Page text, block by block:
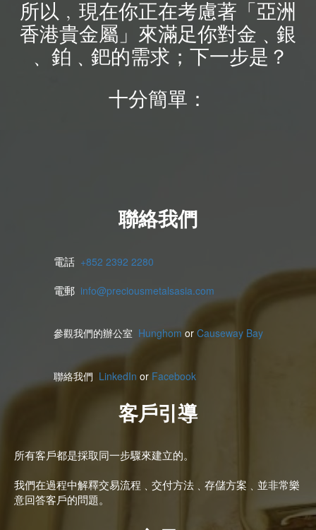
所以 ﹐現在你正在考慮著「亞洲
香港貴金屬」來滿足你對金﹑銀
﹑
鉑 ﹑鈀的需求；下一步是 ？
十分簡單：
聯絡我們
電話 +852 2392 2280
電郵 info@preciousmetalsasia.com
參觀我們的辦公室 Hunghomor Causeway Bay
聯絡我們 LinkedIn or Facebook
客戶引導
所有客戶都是採取同一步驟來建立的。
我們在過程中解釋交易流程 ﹑交付方法﹑存儲方案﹑並非常樂
意回答客戶的問題。